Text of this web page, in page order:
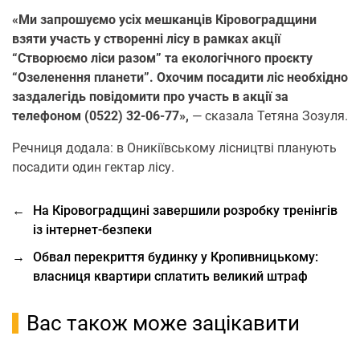
«Ми запрошуємо усіх мешканців Кіровоградщини
взяти участь у створенні лісу в рамках акції
“Створюємо ліси разом” та екологічного проєкту
“Озеленення планети”. Охочим посадити ліс необхідно
заздалегідь повідомити про участь в акції за
телефоном (0522) 32-06-77», — сказала Тетяна Зозуля.
Речниця додала: в Оникіївському лісництві планують
посадити один гектар лісу.
←
На Кіровоградщині завершили розробку тренінгів
із інтернет-безпеки
→
Обвал перекриття будинку у Кропивницькому:
власниця квартири сплатить великий штраф
Вас також може зацікавити